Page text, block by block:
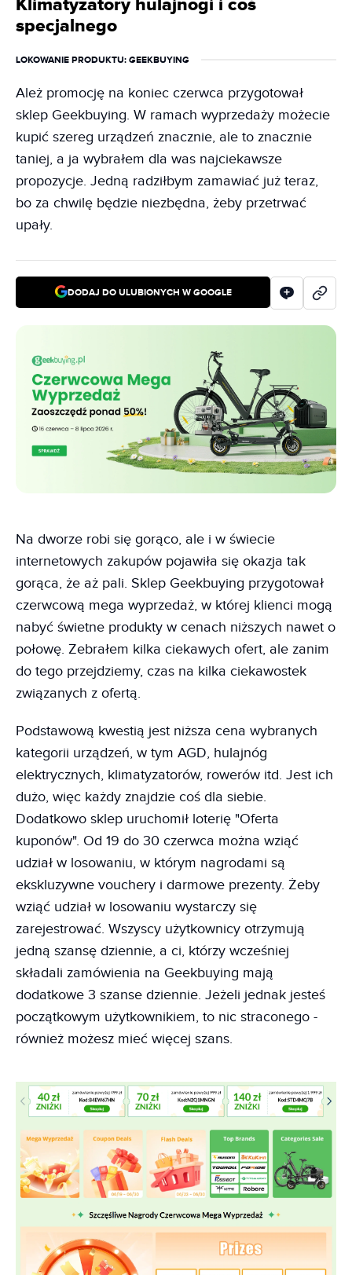
Klimatyzatory hulajnogi i coś
specjalnego
LOKOWANIE PRODUKTU: GEEKBUYING
Ależ promocję na koniec czerwca przygotował
sklep Geekbuying. W ramach wyprzedaży możecie
kupić szereg urządzeń znacznie, ale to znacznie
taniej, a ja wybrałem dla was najciekawsze
propozycje. Jedną radziłbym zamawiać już teraz,
bo za chwilę będzie niezbędna, żeby przetrwać
upały.
DODAJ DO ULUBIONYCH W GOOGLE
Na dworze robi się gorąco, ale i w świecie
internetowych zakupów pojawiła się okazja tak
gorąca, że aż pali. Sklep Geekbuying przygotował
czerwcową mega wyprzedaż, w której klienci mogą
nabyć świetne produkty w cenach niższych nawet o
połowę. Zebrałem kilka ciekawych ofert, ale zanim
do tego przejdziemy, czas na kilka ciekawostek
związanych z ofertą.
Podstawową kwestią jest niższa cena wybranych
kategorii urządzeń, w tym AGD, hulajnóg
elektrycznych, klimatyzatorów, rowerów itd. Jest ich
dużo, więc każdy znajdzie coś dla siebie.
Dodatkowo sklep uruchomił loterię "Oferta
kuponów". Od 19 do 30 czerwca można wziąć
udział w losowaniu, w którym nagrodami są
ekskluzywne vouchery i darmowe prezenty. Żeby
wziąć udział w losowaniu wystarczy się
zarejestrować. Wszyscy użytkownicy otrzymują
jedną szansę dziennie, a ci, którzy wcześniej
składali zamówienia na Geekbuying mają
dodatkowe 3 szanse dziennie. Jeżeli jednak jesteś
początkowym użytkownikiem, to nic straconego -
również możesz mieć więcej szans.